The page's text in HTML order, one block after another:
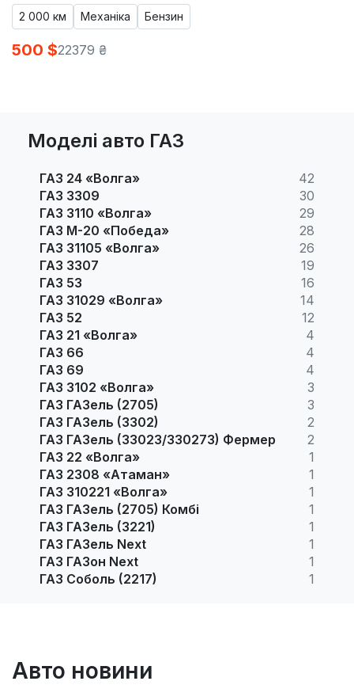
2 000 км Механіка Бензин
500 $22379 ₴
Моделі авто ГАЗ
ГАЗ 24 «Волга»
42
ГАЗ 3309
30
ГАЗ 3110 «Волга»
29
ГАЗ М-20 «Победа»
28
ГАЗ 31105 «Волга»
26
ГАЗ 3307
19
ГАЗ 53
16
ГАЗ 31029 «Волга»
14
ГАЗ 52
12
ГАЗ 21 «Волга»
4
ГАЗ 66
4
ГАЗ 69
4
ГАЗ 3102 «Волга»
3
ГАЗ ГАЗель (2705)
3
ГАЗ ГАЗель (3302)
2
ГАЗ ГАЗель (33023/330273) Фермер
2
ГАЗ 22 «Волга»
1
ГАЗ 2308 «Атаман»
1
ГАЗ 310221 «Волга»
1
ГАЗ ГАЗель (2705) Комбі
1
ГАЗ ГАЗель (3221)
1
ГАЗ ГАЗель Next
1
ГАЗ ГАЗон Next
1
ГАЗ Соболь (2217)
1
Авто новини